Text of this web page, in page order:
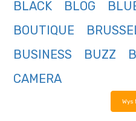
BLACK
BLOG
BOUTIQUE
BUSINESS
BUZZ
CAMERA
Wys